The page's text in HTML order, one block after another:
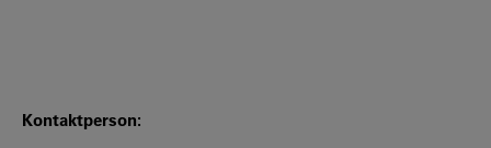
Kontaktperson: